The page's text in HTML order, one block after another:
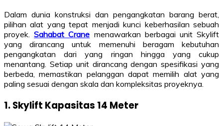
Dalam dunia konstruksi dan pengangkatan barang berat,
pilihan alat yang tepat menjadi kunci keberhasilan sebuah
proyek.Sahabat Crane menawarkan berbagai unit Skylift
yang dirancang untuk memenuhi beragam kebutuhan
pengangkatan dari yang ringan hingga yang cukup
menantang. Setiap unit dirancang dengan spesifikasi yang
berbeda, memastikan pelanggan dapat memilih alat yang
paling sesuai dengan skala dan kompleksitas proyeknya.
1. Skylift Kapasitas 14 Meter